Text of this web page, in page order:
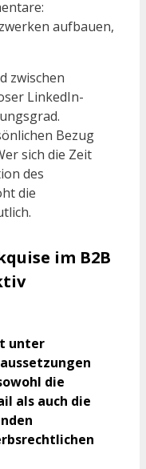
aufbauen,
zwischen
LinkedIn-
Bezug
sich die Zeit
des
die
im B2B
unter
die
als auch die